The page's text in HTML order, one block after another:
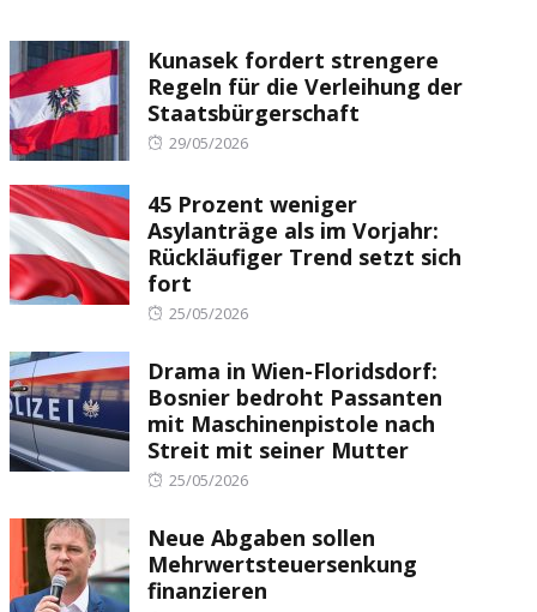
Kunasek fordert strengere
Regeln für die Verleihung der
Staatsbürgerschaft
Posted
29/05/2026
45 Prozent weniger
Asylanträge als im Vorjahr:
Rückläufiger Trend setzt sich
fort
Posted
25/05/2026
Drama in Wien-Floridsdorf:
Bosnier bedroht Passanten
mit Maschinenpistole nach
Streit mit seiner Mutter
Posted
25/05/2026
Neue Abgaben sollen
Mehrwertsteuersenkung
finanzieren